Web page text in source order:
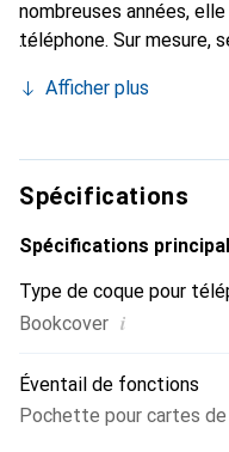
nombreuses années,
téléphone. Sur mesure,
et indispensable pour
marque Noreve est un
exigeante.
Afficher plus
Spécifications
Spécifications
Type de coque pour
Bookcover i
Éventail de fonctions
Pochette pour cartes